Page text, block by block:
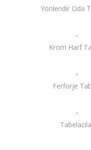
Yönlendir Oda
Krom Harf
Ferforje